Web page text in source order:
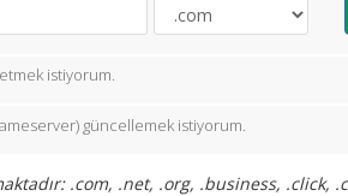
istiyorum.
güncellemek istiyorum.
.com, .net, .org, .business, .click,